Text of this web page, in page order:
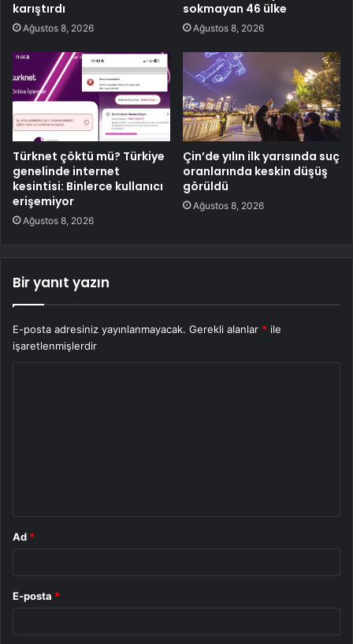
karıştırdı
Ağustos 8, 2026
sokmayan 46 ülke
Ağustos 8, 2026
Türknet çöktü mü? Türkiye
genelinde internet
kesintisi: Binlerce kullanıcı
erişemiyor
Ağustos 8, 2026
Çin’de yılın ilk yarısında suç
oranlarında keskin düşüş
görüldü
Ağustos 8, 2026
Bir yanıt yazın
E-posta adresiniz yayınlanmayacak. Gerekli alanlar * ile
işaretlenmişlerdir
Ad *
E-posta *